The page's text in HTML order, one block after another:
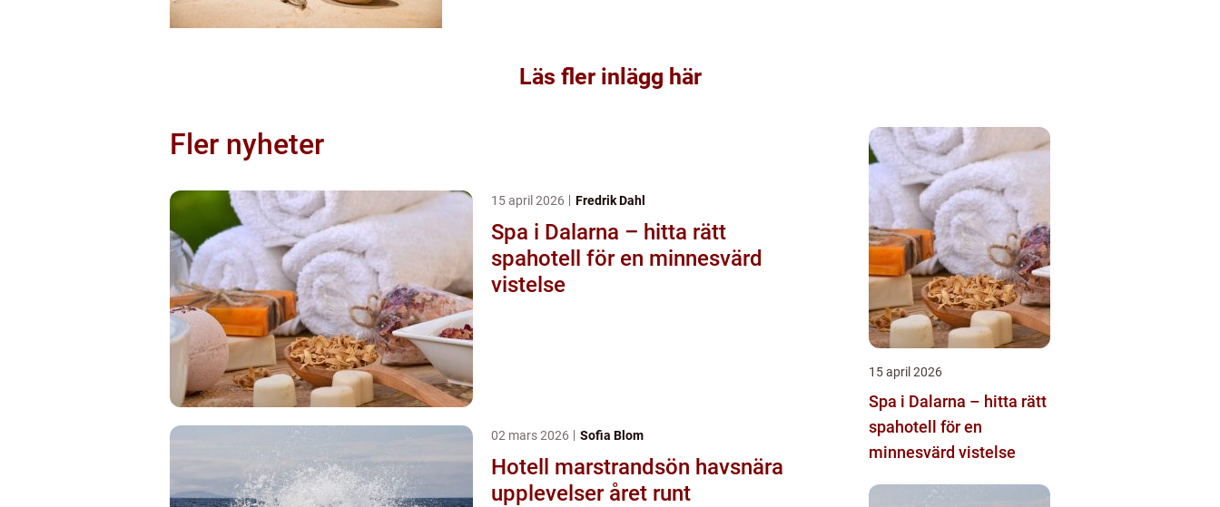
Läs fler inlägg här
Fler nyheter
15 april 2026 Fredrik Dahl
Spa i Dalarna – hitta rätt
spahotell för en minnesvärd
vistelse
02 mars 2026 Sofia Blom
Hotell marstrandsön havsnära
upplevelser året runt
15 april 2026
Spa i Dalarna – hitta rätt
spahotell för en
minnesvärd vistelse